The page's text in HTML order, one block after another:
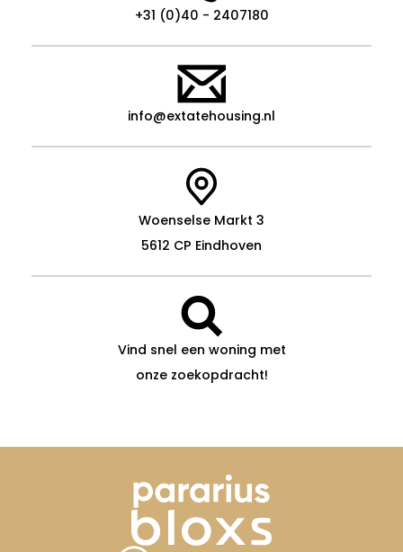
+31 (0)40 - 2407180
info@extatehousing.nl
Woenselse Markt 3
5612 CP Eindhoven
Vind snel een woning met
onze zoekopdracht!